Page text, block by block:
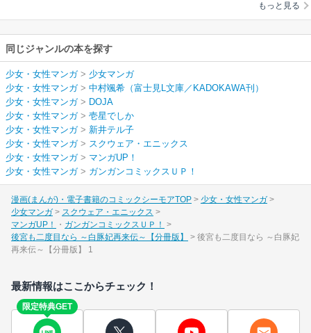
か/新井テル子
もっと見る
同じジャンルの本を探す
少女・女性マンガ> 少女マンガ
少女・女性マンガ> 中村颯希（富士見L文庫／KADOKAWA刊）
少女・女性マンガ> DOJA
少女・女性マンガ> 壱星でしか
少女・女性マンガ> 新井テル子
少女・女性マンガ> スクウェア・エニックス
少女・女性マンガ> マンガUP！
少女・女性マンガ> ガンガンコミックスＵＰ！
漫画(まんが)・電子書籍のコミックシーモアTOP
少女・女性マンガ
少女マンガ
スクウェア・エニックス
マンガUP！
ガンガンコミックスＵＰ！
後宮も二度目なら ～白豚妃再来伝～【分冊版】
後宮も二度目なら ～白豚妃
再来伝～【分冊版】 1
最新情報はここからチェック！
限定特典GET